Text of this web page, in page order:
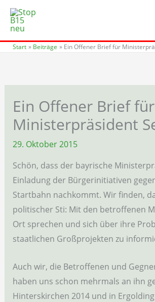
Zum
Inhalt
Start Beiträge Ein Offener Brief für
Ein Offener Brief für
Ministerpräsident
29. Oktober 2015
Schön, dass der bayrische
Einladung der Bürgerinitiativen
Startbahn nachkommt. Wir finden,
politischer Sti: Mit den betroffenen
Ort sprechen und sich über ihre
staatlichen Großprojekten zu
Auch wir, die Betroffenen und
haben uns schon mehrmals an ihn
Hinterskirchen 2014 und in